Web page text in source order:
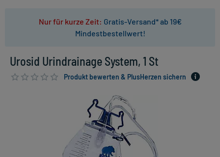
Nur für kurze Zeit: Gratis-Versand* ab 19€
Mindestbestellwert!
Urosid Urindrainage System, 1 St
Produkt bewerten & PlusHerzen sichern